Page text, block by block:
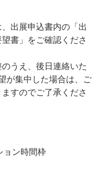
出展申込書内の「出
書」をご確認くださ
うえ、後日連絡いた
が集中した場合は、ご
すのでご了承くださ
ョン時間枠